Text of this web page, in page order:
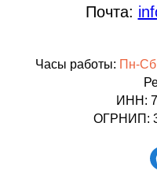
Почта:
Часы работы: Пн-Сб
ИНН:
ОГРНИП: